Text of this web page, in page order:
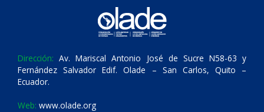
Dirección: Av. Mariscal Antonio José de Sucre N58-63 y
Fernández Salvador Edif. Olade – San Carlos, Quito –
Ecuador.
Web: www.olade.org